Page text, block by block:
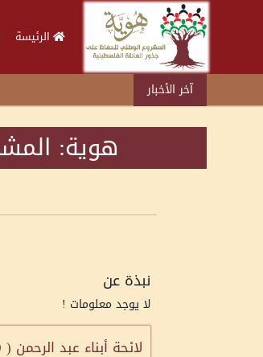
الرئيسة
آخر الأخبار
هوية:
نبذة عن
لا يوجد معلومات !
لائحة أبناء عبد الرحمن (